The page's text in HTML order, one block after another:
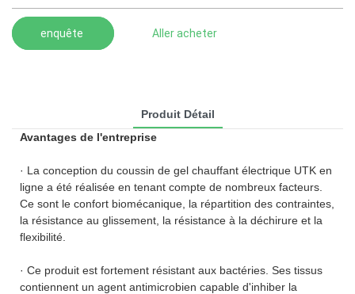
enquête Aller acheter
Produit Détail
Avantages de l'entreprise
· La conception du coussin de gel chauffant électrique UTK en
ligne a été réalisée en tenant compte de nombreux facteurs.
Ce sont le confort biomécanique, la répartition des contraintes,
la résistance au glissement, la résistance à la déchirure et la
flexibilité.
· Ce produit est fortement résistant aux bactéries. Ses tissus
contiennent un agent antimicrobien capable d'inhiber la